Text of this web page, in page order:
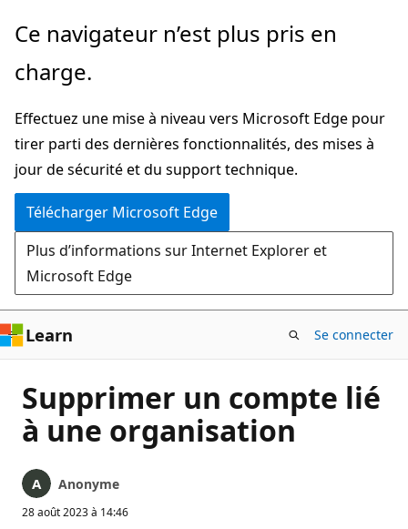
Passer
directement
au
principal
Ce navigateur n’est plus pris en
charge.
Effectuez une mise à niveau vers Microsoft Edge pour
tirer parti des dernières fonctionnalités, des mises à
jour de sécurité et du support technique.
Télécharger Microsoft Edge
Plus d’informations sur Internet Explorer et
Microsoft Edge
Learn Se connecter
Supprimer un compte lié
à une organisation
Anonyme
28 août 2023 à 14:46